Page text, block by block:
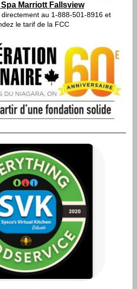
Marriott Fallsview
directement au 1-888-501-8916 et
le tarif de la FCC